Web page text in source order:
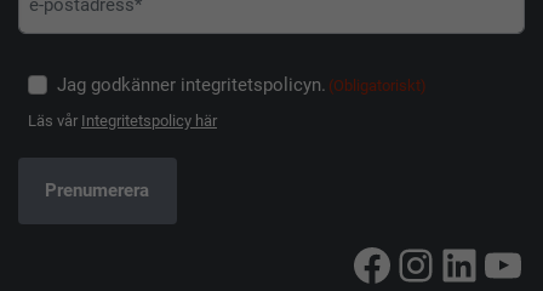
Jag godkänner integritetspolicyn. (Obligatoriskt)
Läs vår Integritetspolicy här
Facebook